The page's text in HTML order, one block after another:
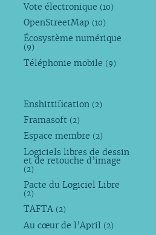
Vote électronique (10)
OpenStreetMap (10)
Écosystème numérique
(9)
Téléphonie mobile (9)
Enshittification (2)
Framasoft (2)
Espace membre (2)
Logiciels libres de dessin
et de retouche d’image
(2)
Pacte du Logiciel Libre
(2)
TAFTA (2)
Au cœur de l’April (2)